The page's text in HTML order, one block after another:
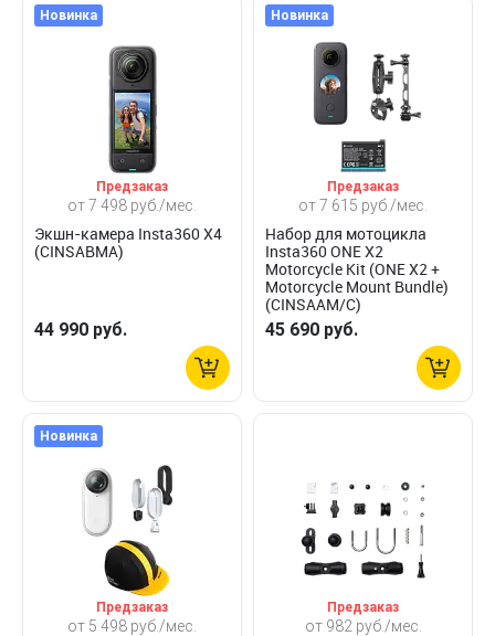
от 7 498 руб./мес.
Новинка
Предзаказ
Экшн-камера Insta360 X4
(CINSABMA)
44 990 руб.
от 7 615 руб./мес.
Новинка
Предзаказ
Набор для мотоцикла
Insta360 ONE X2
Motorcycle Kit (ONE X2 +
Motorcycle Mount Bundle)
(CINSAAM/C)
45 690 руб.
от 5 498 руб./мес.
Новинка
Предзаказ
от 982 руб./мес.
Предзаказ